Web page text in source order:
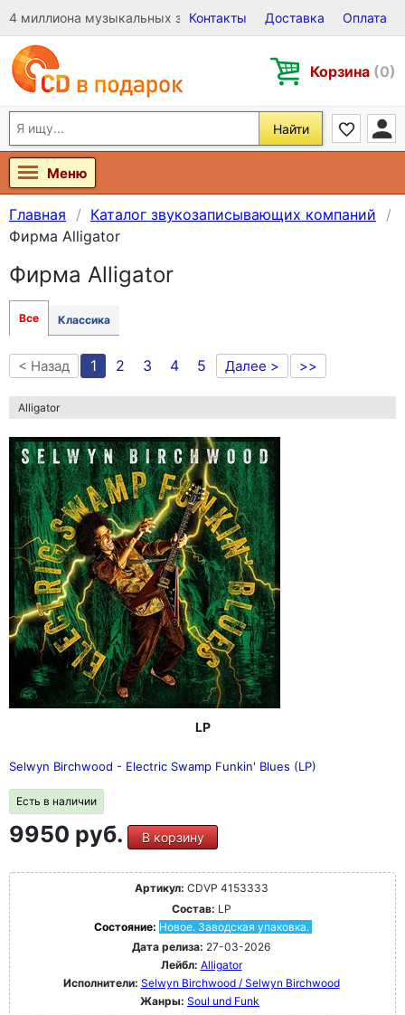
4 миллиона музыкальных записей на Виниле, CD и DVD
Контакты Доставка Оплата
Корзина (0)
Найти
Меню
Главная
Каталог звукозаписывающих компаний
Фирма Alligator
Фирма Alligator
Все Классика
< Назад 1 2 3 4 5 Далее > >>
Alligator
LP
Selwyn Birchwood - Electric Swamp Funkin' Blues (LP)
Есть в наличии
9950 руб. В корзину
Артикул: CDVP 4153333
Состав: LP
Состояние: Новое. Заводская упаковка.
Дата релиза: 27-03-2026
Лейбл: Alligator
Исполнители: Selwyn Birchwood / Selwyn Birchwood
Жанры: Soul und Funk